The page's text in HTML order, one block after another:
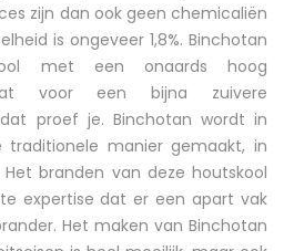
zijn dan ook geen chemicaliën
is ongeveer 1,8%. Binchotan
met een onaards hoog
voor een bijna zuivere
proef je. Binchotan wordt in
manier gemaakt, in
branden van deze houtskool
expertise dat er een apart vak
Het maken van Binchotan